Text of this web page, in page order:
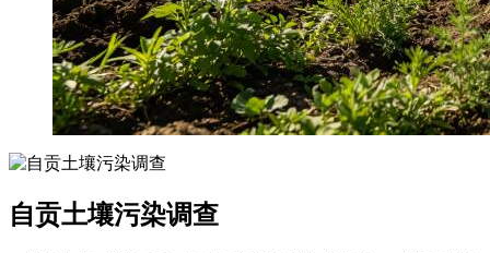
自贡土壤污染调查